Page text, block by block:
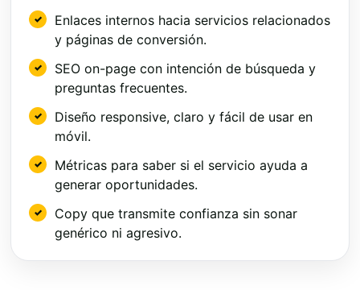
Enlaces internos hacia servicios relacionados
y páginas de conversión.
SEO on-page con intención de búsqueda y
preguntas frecuentes.
Diseño responsive, claro y fácil de usar en
móvil.
Métricas para saber si el servicio ayuda a
generar oportunidades.
Copy que transmite confianza sin sonar
genérico ni agresivo.